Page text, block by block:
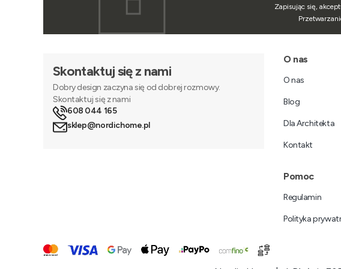
Zapisując się,
Skontaktuj się z nami
Dobry design zaczyna się od dobrej rozmowy.
Skontaktuj się z nami
608 044 165
sklep@nordichome.pl
Linki w
O nas
O nas
Blog
Dla Architekta
Kontakt
Pomoc
Regulamin
Polityka